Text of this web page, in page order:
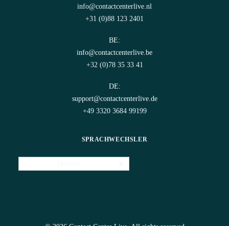
info@contactcenterlive.nl
+31 (0)88 123 2401
BE:
info@contactcenterlive.be
+32 (0)78 35 33 41
DE:
support@contactcenterlive.de
+49 3320 3684 99199
SPRACHWECHSLER